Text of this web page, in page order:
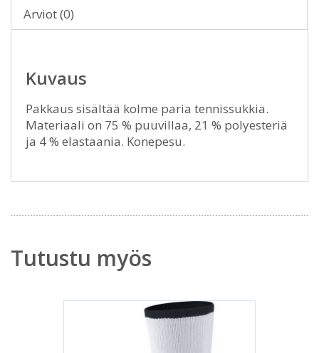
Arviot (0)
Kuvaus
Pakkaus sisältää kolme paria tennissukkia.
Materiaali on 75 % puuvillaa, 21 % polyesteriä
ja 4 % elastaania. Konepesu.
Tutustu myös